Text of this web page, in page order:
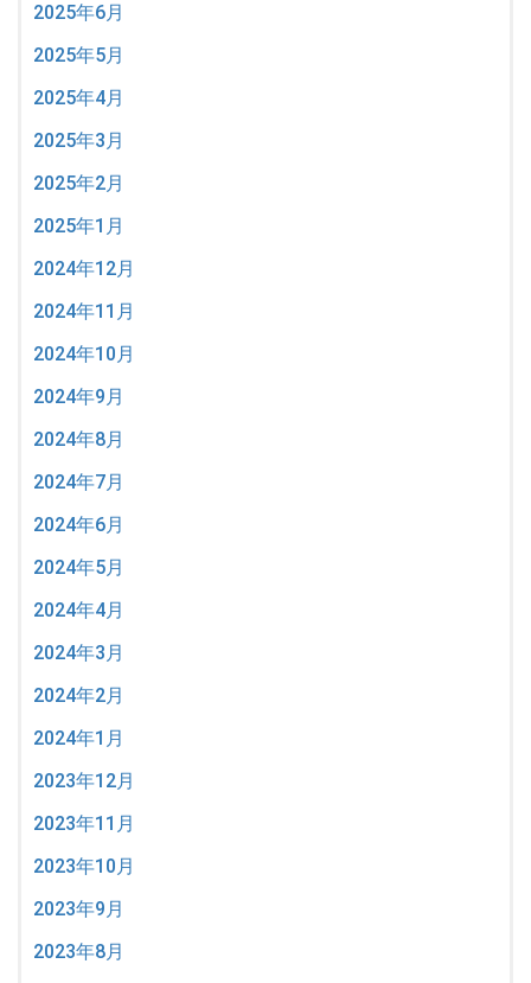
2025年6月
2025年5月
2025年4月
2025年3月
2025年2月
2025年1月
2024年12月
2024年11月
2024年10月
2024年9月
2024年8月
2024年7月
2024年6月
2024年5月
2024年4月
2024年3月
2024年2月
2024年1月
2023年12月
2023年11月
2023年10月
2023年9月
2023年8月